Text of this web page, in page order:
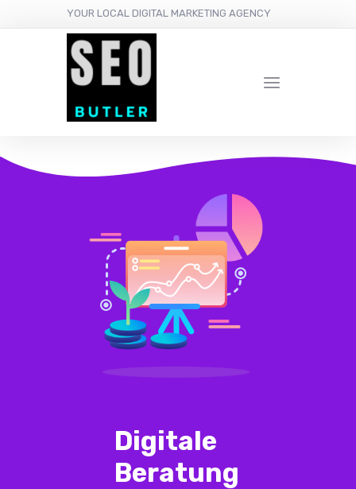
YOUR LOCAL DIGITAL MARKETING AGENCY
Digitale
Beratung